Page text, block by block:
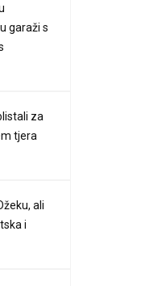
garaži s
za
tjera
ali
i